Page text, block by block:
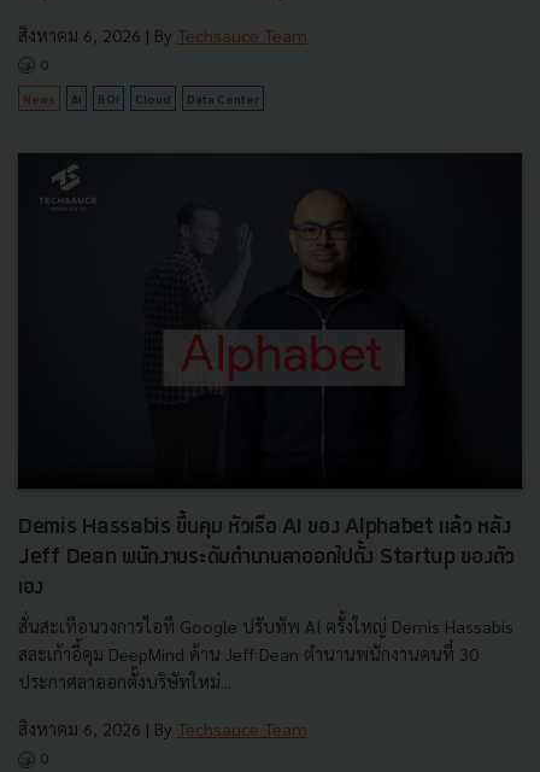
สิงหาคม 6, 2026 | By Techsauce Team
0
News AI BOI Cloud Data Center
Demis Hassabis ขึ้นคุม หัวเรือ AI ของ Alphabet แล้ว หลัง
Jeff Dean พนักงานระดับตำนานลาออกไปตั้ง Startup ของตัว
เอง
สั่นสะเทือนวงการไอที Google ปรับทัพ AI ครั้งใหญ่ Demis Hassabis
สละเก้าอี้คุม DeepMind ด้าน Jeff Dean ตำนานพนักงานคนที่ 30
ประกาศลาออกตั้งบริษัทใหม่...
สิงหาคม 6, 2026 | By Techsauce Team
0